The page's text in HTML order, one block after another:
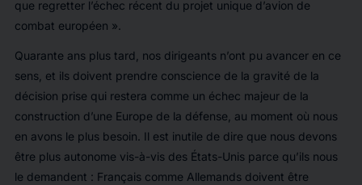
que regretter l’échec récent du projet unique d’avion de
combat européen ».
Quarante ans plus tard, nos dirigeants n’ont pu avancer en ce
sens, et ils doivent prendre conscience de la gravité de la
décision prise qui restera comme un échec majeur de la
construction d’une Europe de la défense, au moment où nous
en avons le plus besoin. Il est inutile de dire que nous devons
être plus autonome vis-à-vis des États-Unis parce qu’ils nous
le demandent : Français comme Allemands doivent être